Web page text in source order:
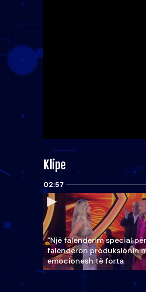
Klipe
02:57
"Një falenderim special
falënderon produksionin
emocionesh të forta